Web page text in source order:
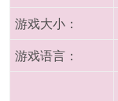
游戏大小：
游戏语言：